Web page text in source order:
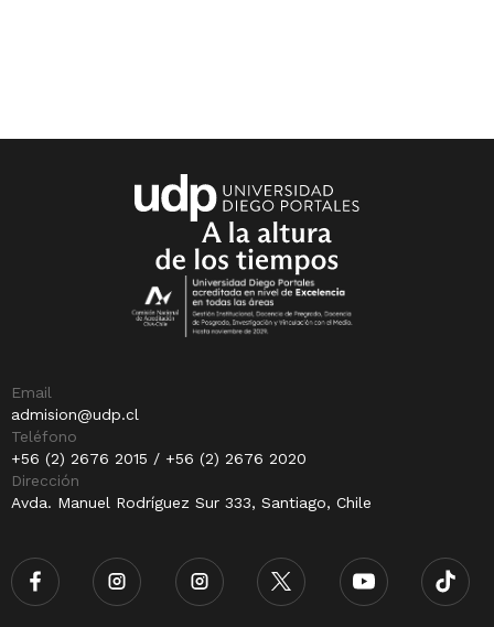
Email
admision@udp.cl
Teléfono
+56 (2) 2676 2015 / +56 (2) 2676 2020
Dirección
Avda. Manuel Rodríguez Sur 333, Santiago, Chile